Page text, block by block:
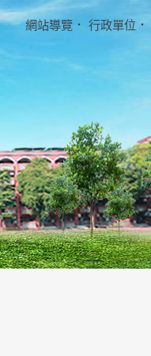
網站導覽 ． 行政單位 ．